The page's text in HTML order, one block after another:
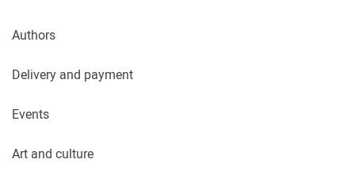
Authors
Delivery and payment
Events
Art and culture